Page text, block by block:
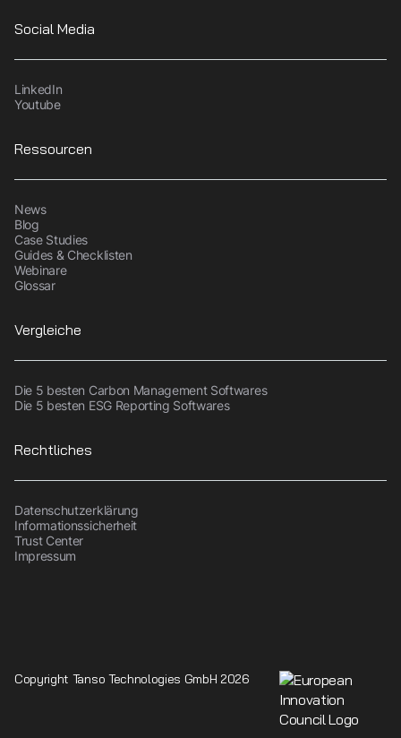
Social Media
LinkedIn
Youtube
Ressourcen
News
Blog
Case Studies
Guides & Checklisten
Webinare
Glossar
Vergleiche
Die 5 besten Carbon Management Softwares
Die 5 besten ESG Reporting Softwares
Rechtliches
Datenschutzerklärung
Informationssicherheit
Trust Center
Impressum
Copyright Tanso Technologies GmbH 2026